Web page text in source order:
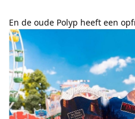
En de oude Polyp heeft een